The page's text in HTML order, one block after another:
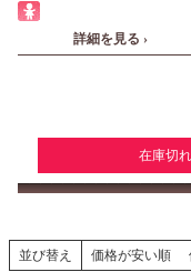
詳細を見る ›
在庫切れ
並び替え 価格が安い順